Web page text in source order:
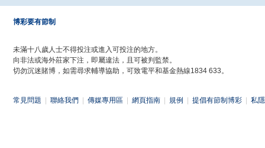
博彩要有節制
未滿十八歲人士不得投注或進入可投注的地方。
向非法或海外莊家下注，即屬違法，且可被判監禁。
切勿沉迷賭博，如需尋求輔導協助，可致電平和基金熱線1834 633。
常見問題 聯絡我們 傳媒專用區 網頁指南 規例 提倡有節制博彩 私